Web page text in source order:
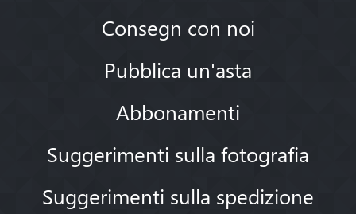
Consegn con noi
Pubblica un'asta
Abbonamenti
Suggerimenti sulla fotografia
Suggerimenti sulla spedizione